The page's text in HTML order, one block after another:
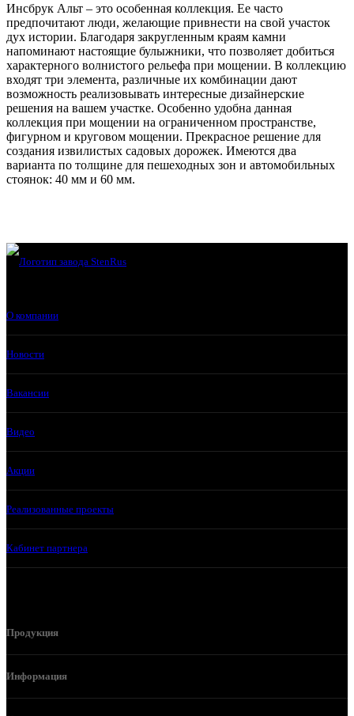
Инсбрук Альт – это особенная коллекция. Ее часто
предпочитают люди, желающие привнести на свой участок
дух истории. Благодаря закругленным краям камни
напоминают настоящие булыжники, что позволяет добиться
характерного волнистого рельефа при мощении. В коллекцию
входят три элемента, различные их комбинации дают
возможность реализовывать интересные дизайнерские
решения на вашем участке. Особенно удобна данная
коллекция при мощении на ограниченном пространстве,
фигурном и круговом мощении. Прекрасное решение для
создания извилистых садовых дорожек. Имеются два
варианта по толщине для пешеходных зон и автомобильных
стоянок: 40 мм и 60 мм.
О компании
Новости
Вакансии
Видео
Акции
Реализованные проекты
Кабинет партнера
Продукция
Информация